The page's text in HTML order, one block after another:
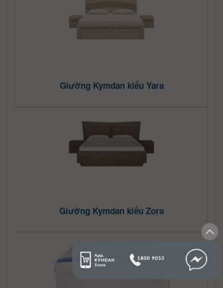
Giường Kymdan kiểu Yara
Giường Kymdan kiểu Zora